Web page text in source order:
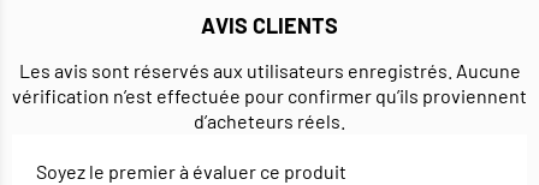
AVIS CLIENTS
Les avis sont réservés aux utilisateurs enregistrés. Aucune
vérification n’est effectuée pour confirmer qu’ils proviennent
d’acheteurs réels.
Soyez le premier à évaluer ce produit